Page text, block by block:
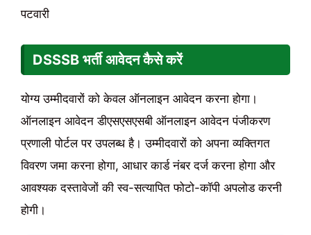
पटवारी
DSSSB भर्ती आवेदन कैसे करें
योग्य उम्मीदवारों को केवल ऑनलाइन आवेदन करना होगा।
ऑनलाइन आवेदन डीएसएसएसबी ऑनलाइन आवेदन पंजीकरण
प्रणाली पोर्टल पर उपलब्ध है। उम्मीदवारों को अपना व्यक्तिगत
विवरण जमा करना होगा, आधार कार्ड नंबर दर्ज करना होगा और
आवश्यक दस्तावेजों की स्व-सत्यापित फोटो-कॉपी अपलोड करनी
होगी।